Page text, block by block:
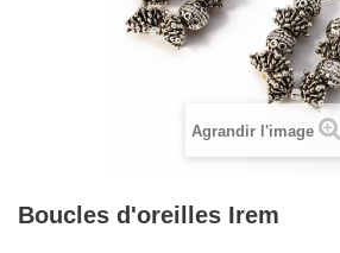
Agrandir l'image
Boucles d'oreilles Irem